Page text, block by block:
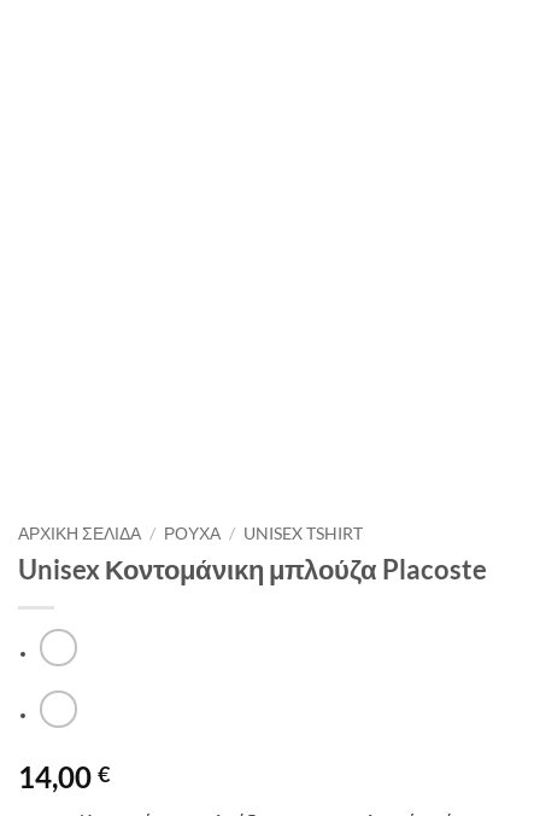
ΑΡΧΙΚΉ ΣΕΛΊΔΑ / ΡΟΥΧΑ / UNISEX TSHIRT
Unisex Κοντομάνικη μπλούζα Placoste
14,00 €